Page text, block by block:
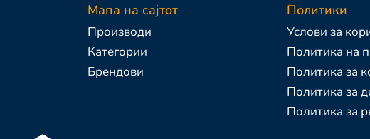
Мапа на сајтот
Производи
Категории
Брендови
Политики
Услови за
Политика на
Политика за
Политика за
Политика за